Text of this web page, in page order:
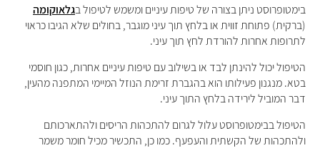
בימטופרוסט ניתן בצורה של טיפות עיניים ומשמש לטיפול בגלאוקומה
(ברקית) פתוחת זווית או בלחץ תוך עיני מוגבר, בחולים שלא הגיבו כראוי
לתרופות אחרות להורדת לחץ תוך עיני.
הטיפול יכול להינתן לבד או בשילוב עם טיפות עיניים אחרות, כגון חוסמי
בטא. מנגנון פעילותו הוא בהגברת זרימת הנוזל המיימי המתפנה מהעין,
דבר המוביל לירידה בלחץ התוך עיני.
הטיפול בבימטופרוסט עלול לגרום להתכהות הריסים ולהתארכותם
ולהתכהות של הקשתית והעפעף. כמו כן, התכשיר מכיל חומר משמר